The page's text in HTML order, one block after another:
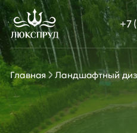
+7
Главная Ландшафтный